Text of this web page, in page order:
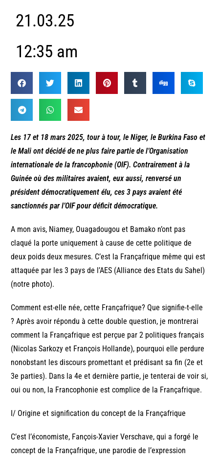
21.03.25
12:35 am
Les 17 et 18 mars 2025, tour à tour, le Niger, le Burkina Faso et
le Mali ont décidé de ne plus faire partie de l’Organisation
internationale de la francophonie (OIF). Contrairement à la
Guinée où des militaires avaient, eux aussi, renversé un
président démocratiquement élu, ces 3 pays avaient été
sanctionnés par l’OIF pour déficit démocratique.
A mon avis, Niamey, Ouagadougou et Bamako n’ont pas
claqué la porte uniquement à cause de cette politique de
deux poids deux mesures. C’est la Françafrique même qui est
attaquée par les 3 pays de l’AES (Alliance des Etats du Sahel)
(notre photo).
Comment est-elle née, cette Françafrique? Que signifie-t-elle
? Après avoir répondu à cette double question, je montrerai
comment la Françafrique est perçue par 2 politiques français
(Nicolas Sarkozy et François Hollande), pourquoi elle perdure
nonobstant les discours promettant et prédisant sa fin (2e et
3e parties). Dans la 4e et dernière partie, je tenterai de voir si,
oui ou non, la Francophonie est complice de la Françafrique.
I/ Origine et signification du concept de la Françafrique
C’est l’économiste, Fançois-Xavier Verschave, qui a forgé le
concept de la Françafrique, une parodie de l’expression